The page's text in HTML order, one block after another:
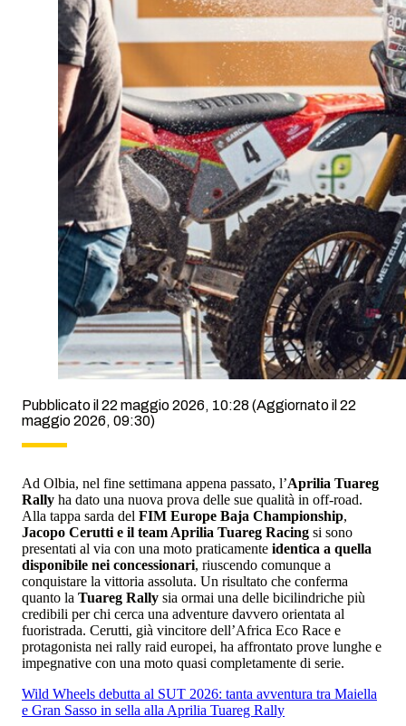
Pubblicato il 22 maggio 2026, 10:28(Aggiornato il 22
maggio 2026, 09:30)
Ad Olbia, nel fine settimana appena passato, l’Aprilia Tuareg
Rally ha dato una nuova prova delle sue qualità in off-road.
Alla tappa sarda del FIM Europe Baja Championship,
Jacopo Cerutti e il team Aprilia Tuareg Racing si sono
presentati al via con una moto praticamente identica a quella
disponibile nei concessionari, riuscendo comunque a
conquistare la vittoria assoluta. Un risultato che conferma
quanto la Tuareg Rally sia ormai una delle bicilindriche più
credibili per chi cerca una adventure davvero orientata al
fuoristrada. Cerutti, già vincitore dell’Africa Eco Race e
protagonista nei rally raid europei, ha affrontato prove lunghe e
impegnative con una moto quasi completamente di serie.
Wild Wheels debutta al SUT 2026: tanta avventura tra Maiella
e Gran Sasso in sella alla Aprilia Tuareg Rally